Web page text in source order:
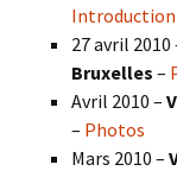
Introduction
27 avril 2010
Bruxelles –
Avril 2010 –
– Photos
Mars 2010 –